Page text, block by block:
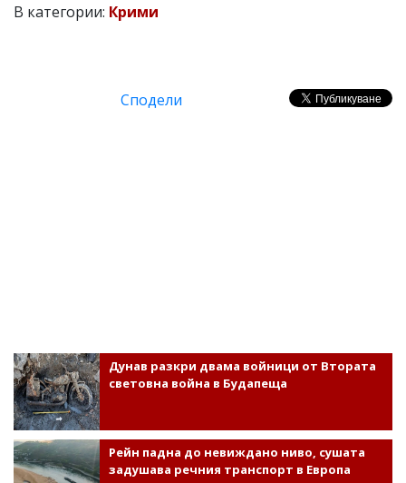
В категории: Крими
Сподели
Дунав разкри двама войници от Втората
световна война в Будапеща
Рейн падна до невиждано ниво, сушата
задушава речния транспорт в Европа